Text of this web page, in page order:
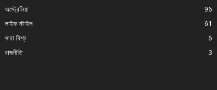
অস্ট্রেলিয়া
96
লাইফ স্টাইল
61
সারা বিশ্ব
6
রাজনীতি
3